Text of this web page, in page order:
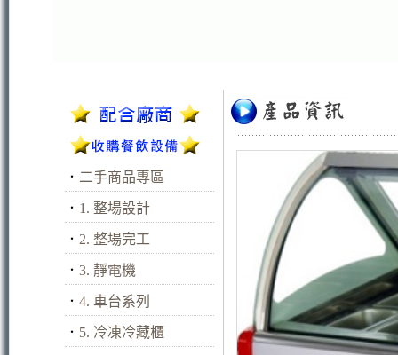
． 二手商品專區
． 1. 整場設計
． 2. 整場完工
． 3. 靜電機
． 4. 車台系列
． 5. 冷凍冷藏櫃